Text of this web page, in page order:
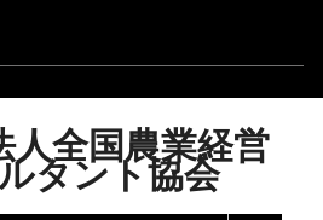
人全国農業経営
タント協会